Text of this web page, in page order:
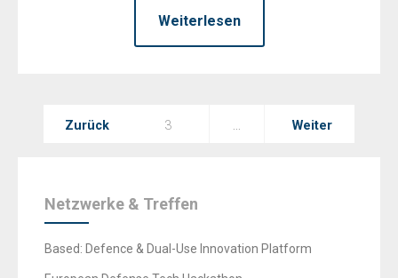
Weiterlesen
Seitennummerierung
Zurück 3 … Weiter
Netzwerke & Treffen
Based: Defence & Dual-Use Innovation Platform